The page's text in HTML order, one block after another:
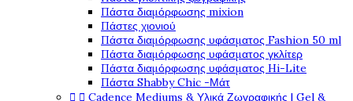
Πάστα διαμόρφωσης mixion
Πάστες χιονιού
Πάστα διαμόρφωσης υφάσματος Fashion 50 ml
Πάστα διαμόρφωσης υφάσματος γκλίτερ
Πάστα διαμόρφωσης υφάσματος Hi-Lite
Πάστα Shabby Chic -Μάτ
  Cadence Mediums & Υλικά Ζωγραφικής | Gel &